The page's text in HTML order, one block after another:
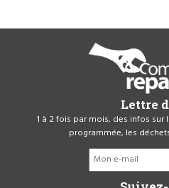
Lettre
1 à 2 fois par mois, des infos
programmée, les